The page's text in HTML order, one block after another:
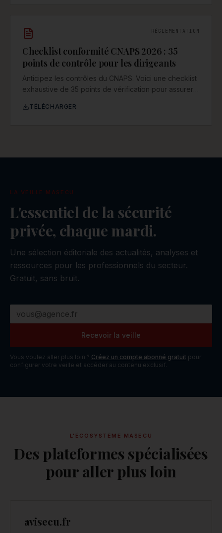
RÉGLEMENTATION
Checklist conformité CNAPS 2026 : 35
points de contrôle pour les dirigeants
Anticipez les contrôles du CNAPS. Voici une checklist
exhaustive de 35 points de vérification pour assurer
en 2026 et au-delà. Un outil indispensable pour tout
TÉLÉCHARGER
LA VEILLE MASECU
L'essentiel de la sécurité
privée, chaque mardi.
Une sélection éditoriale des actualités, analyses et
ressources pour les professionnels du secteur.
Gratuit, sans bruit.
Recevoir la veille
Vous voulez aller plus loin ? Créez un compte abonné gratuit pour
configurer votre veille et accéder au contenu exclusif.
L'ÉCOSYSTÈME MASECU
Des plateformes spécialisées
pour aller plus loin
avisecu.fr